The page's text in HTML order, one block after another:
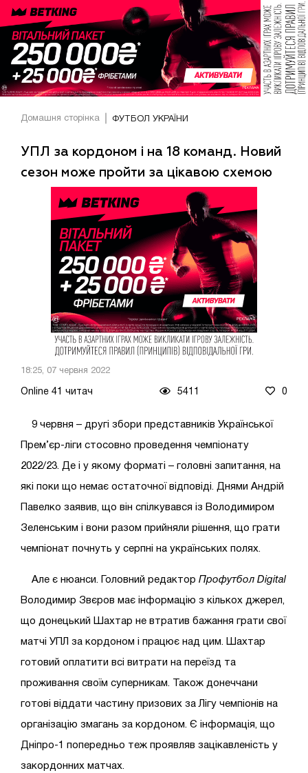
Домашня сторінка ФУТБОЛ УКРАЇНИ
УПЛ за кордоном і на 18 команд. Новий
сезон може пройти за цікавою схемою
18:25, 07 червня 2022
Online 41 читач 5411 0
9 червня – другі збори представників Української
Прем’єр-ліги стосовно проведення чемпіонату
2022/23. Де і у якому форматі – головні запитання, на
які поки що немає остаточної відповіді. Днями Андрій
Павелко заявив, що він спілкувався із Володимиром
Зеленським і вони разом прийняли рішення, що грати
чемпіонат почнуть у серпні на українських полях.
Але є нюанси. Головний редактор Профутбол Digital
Володимир Звєров має інформацію з кількох джерел,
що донецький Шахтар не втратив бажання грати свої
матчі УПЛ за кордоном і працює над цим. Шахтар
готовий оплатити всі витрати на переїзд та
проживання своїм суперникам. Також донеччани
готові віддати частину призових за Лігу чемпіонів на
організацію змагань за кордоном. Є інформація, що
Дніпро-1 попередньо теж проявляв зацікавленість у
закордонних матчах.